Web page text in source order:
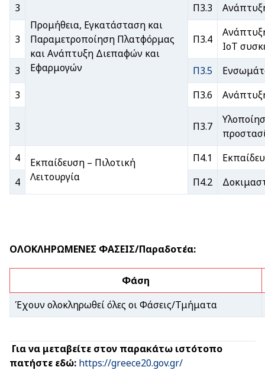
Προμήθεια, Εγκατάσταση και
Παραμετροποίηση Πλατφόρμας
και Ανάπτυξη Διεπαφών και
Εφαρμογών
3
Π3.3
3 Π3.4
ΙοΤ
3
Π3.5
3
Π3.6
3 Π3.7
4
Εκπαίδευση – Πιλοτική
Λειτουργία
Π4.1
4
Π4.2
ΟΛΟΚΛΗΡΩΜΕΝΕΣ ΦΑΣΕΙΣ/Παραδοτέα:
Φάση
Έχουν ολοκληρωθεί όλες οι Φάσεις/Τμήματα
Για να μεταβείτε στον παρακάτω ιστότοπο
πατήστε εδώ: https://greece20.gov.gr/